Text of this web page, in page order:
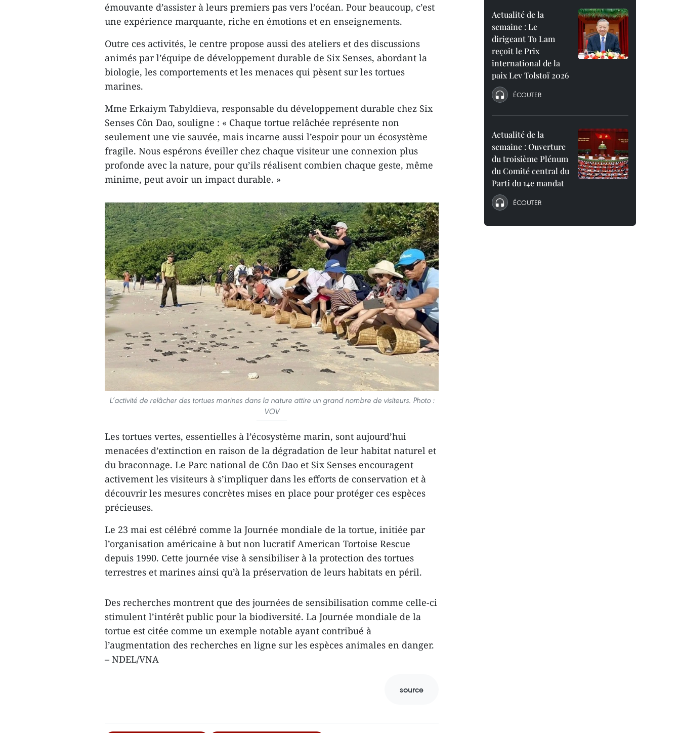
émouvante d’assister à leurs premiers pas vers l’océan. Pour beaucoup, c’est
une expérience marquante, riche en émotions et en enseignements.
Outre ces activités, le centre propose aussi des ateliers et des discussions
animés par l’équipe de développement durable de Six Senses, abordant la
biologie, les comportements et les menaces qui pèsent sur les tortues
marines.
Mme Erkaiym Tabyldieva, responsable du développement durable chez Six
Senses Côn Dao, souligne : « Chaque tortue relâchée représente non
seulement une vie sauvée, mais incarne aussi l’espoir pour un écosystème
fragile. Nous espérons éveiller chez chaque visiteur une connexion plus
profonde avec la nature, pour qu’ils réalisent combien chaque geste, même
minime, peut avoir un impact durable. »
L’activité de relâcher des tortues marines dans la nature attire un grand nombre de visiteurs. Photo :
VOV
Les tortues vertes, essentielles à l’écosystème marin, sont aujourd’hui
menacées d’extinction en raison de la dégradation de leur habitat naturel et
du braconnage. Le Parc national de Côn Dao et Six Senses encouragent
activement les visiteurs à s’impliquer dans les efforts de conservation et à
découvrir les mesures concrètes mises en place pour protéger ces espèces
précieuses.
Le 23 mai est célébré comme la Journée mondiale de la tortue, initiée par
l’organisation américaine à but non lucratif American Tortoise Rescue
depuis 1990. Cette journée vise à sensibiliser à la protection des tortues
terrestres et marines ainsi qu’à la préservation de leurs habitats en péril.
Des recherches montrent que des journées de sensibilisation comme celle-ci
stimulent l’intérêt public pour la biodiversité. La Journée mondiale de la
tortue est citée comme un exemple notable ayant contribué à
l’augmentation des recherches en ligne sur les espèces animales en danger.
– NDEL/VNA
source
Actualité de la
semaine : Le
dirigeant To Lam
reçoit le Prix
international de la
paix Lev Tolstoï 2026
ÉCOUTER
Actualité de la
semaine : Ouverture
du troisième Plénum
du Comité central du
Parti du 14e mandat
ÉCOUTER